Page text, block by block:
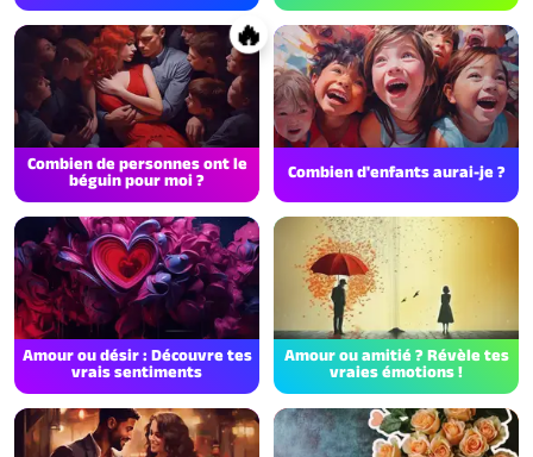
Combien de personnes ont le
béguin pour moi ?
🔥
Combien d'enfants aurai-je ?
Amour ou désir : Découvre tes
vrais sentiments
Amour ou amitié ? Révèle tes
vraies émotions !